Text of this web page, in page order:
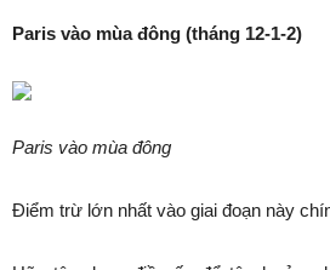
Paris vào mùa đông (tháng 12-1-2)
Paris vào mùa đông
Điểm trừ lớn nhất vào giai đoạn này